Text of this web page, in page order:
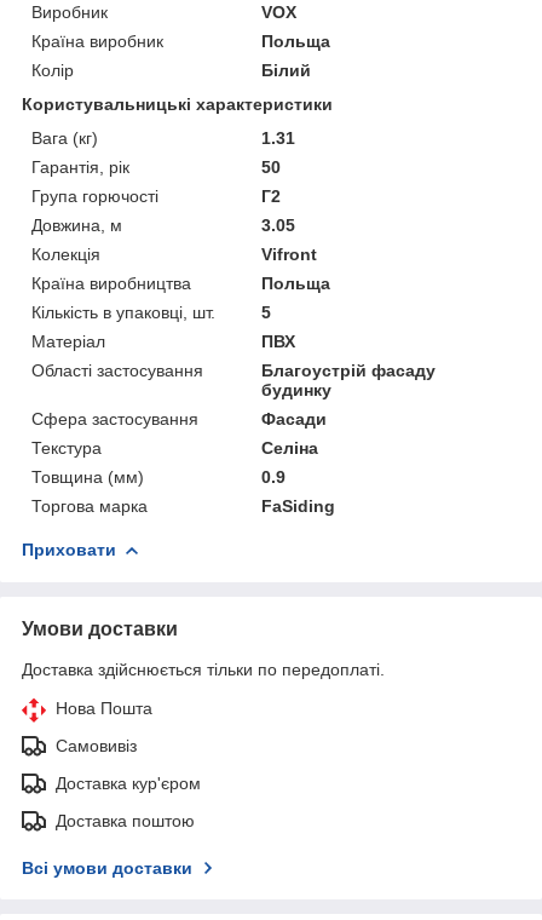
Виробник
VOX
Країна виробник
Польща
Колір
Білий
Користувальницькі характеристики
Вага (кг)
1.31
Гарантія, рік
50
Група горючості
Г2
Довжина, м
3.05
Колекція
Vifront
Країна виробництва
Польща
Кількість в упаковці, шт.
5
Матеріал
ПВХ
Області застосування
Благоустрій фасаду
будинку
Сфера застосування
Фасади
Текстура
Селіна
Товщина (мм)
0.9
Торгова марка
FaSiding
Приховати
Умови доставки
Доставка здійснюється тільки по передоплаті.
Нова Пошта
Самовивіз
Доставка кур'єром
Доставка поштою
Всі умови доставки